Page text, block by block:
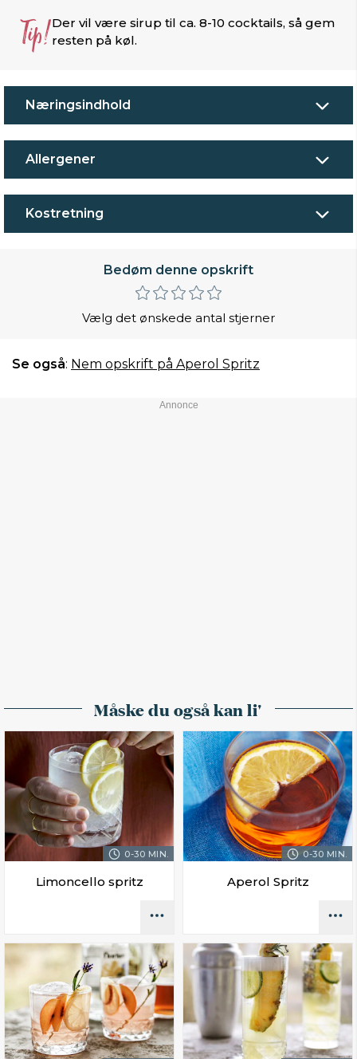
Tip!Der vil være sirup til ca. 8-10 cocktails, så gem
resten på køl.
Næringsindhold
Allergener
Kostretning
Bedøm denne opskrift
Vælg det ønskede antal stjerner
Se også: Nem opskrift på Aperol Spritz
Måske du også kan li'
0-30 MIN.
Limoncello spritz
0-30 MIN.
Aperol Spritz